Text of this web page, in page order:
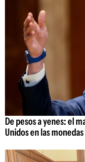
De pesos a yenes: el
Unidos en las